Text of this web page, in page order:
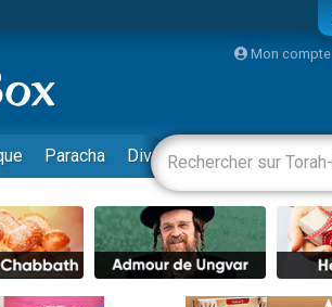
victime de violences...
Pour les Enfants
Mon compte
Paracha Divertissements Livres